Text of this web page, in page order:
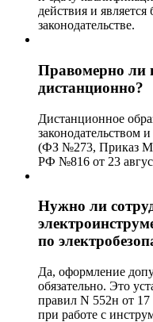
действия и
законодательстве.
Правомерно ли
дистанционно?
Дистанционное
законодательством
(ФЗ №273, Приказ
РФ №816 от 23
Нужно ли
по
Да, оформление
обязательно. Это
правил N 552н от 17
при работе с